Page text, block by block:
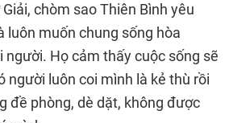
chòm sao Thiên Bình yêu
luôn muốn chung sống hòa
Họ cảm thấy cuộc sống sẽ
người luôn coi mình là kẻ thù rồi
đề phòng, dè dặt, không được